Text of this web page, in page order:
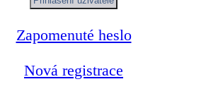
Zapomenuté heslo
Nová registrace